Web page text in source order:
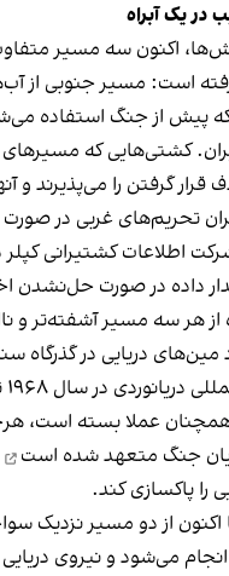
در یک آبراه
اکنون سه مسیر متفاوت
است: مسیر جنوبی از
پیش از جنگ استفاده
کشتی‌هایی که مسیرهای
گرفتن را می‌پذیرند و
تحریم‌های غربی در
اطلاعات کشتیرانی کپلر
داده در صورت حل‌نشدن
از هر سه مسیر آشفته‌تر و
دریایی در گذرگاه
عملا بسته است،
جنگ متعهد شده است
را پاکسازی کند.
از دو مسیر نزدیک
می‌شود و نیروی دریایی